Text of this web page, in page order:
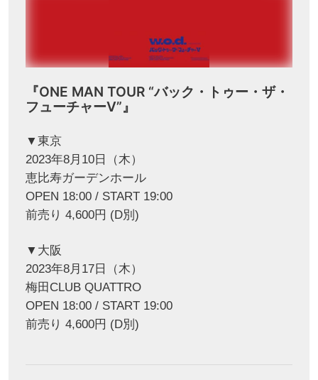
『ONE MAN TOUR “バック・トゥー・ザ・
フューチャーⅤ”』
▼東京
2023年8月10日（木）
恵比寿ガーデンホール
OPEN 18:00 / START 19:00
前売り 4,600円 (D別)
▼大阪
2023年8月17日（木）
梅田CLUB QUATTRO
OPEN 18:00 / START 19:00
前売り 4,600円 (D別)